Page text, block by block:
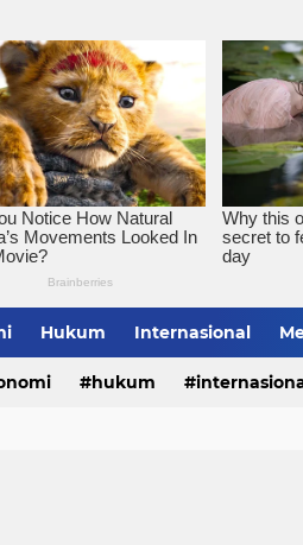
Hukum Internasional
hukum